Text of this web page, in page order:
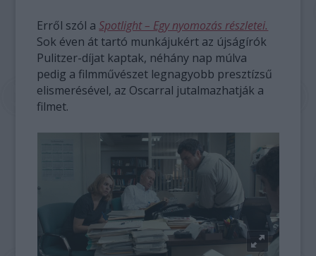
Erről szól aSpotlight – Egy nyomozás részletei.
Sok éven át tartó munkájukért az újságírók
Pulitzer-díjat kaptak, néhány nap múlva
pedig a filmművészet legnagyobb presztízsű
elismerésével, az Oscarral jutalmazhatják a
filmet.